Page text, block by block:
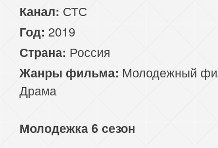
Канал: СТС
Год: 2019
Страна: Россия
Жанры фильма: Молодежный
Драма
Молодежка 6 сезон